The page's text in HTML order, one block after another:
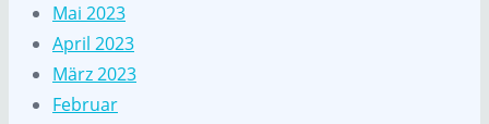
Mai 2023
April 2023
März 2023
Februar